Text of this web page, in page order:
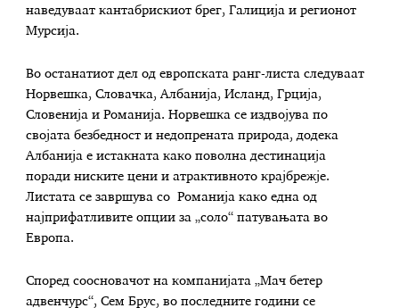
наведуваат кантабрискиот брег, Галиција и регионот
Мурсија.
Во останатиот дел од европската ранг-листа следуваат
Норвешка, Словачка, Албанија, Исланд, Грција,
Словенија и Романија. Норвешка се издвојува по
својата безбедност и недопрената природа, додека
Албанија е истакната како поволна дестинација
поради ниските цени и атрактивното крајбрежје.
Листата се завршува со Романија како една од
најприфатливите опции за „соло“ патувањата во
Европа.
Според соосновачот на компанијата „Мач бетер
адвенчурс“, Сем Брус, во последните години се